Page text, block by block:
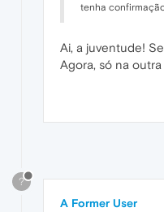
tenha
Ai, a juventude!
Agora, só na
?
A Former User